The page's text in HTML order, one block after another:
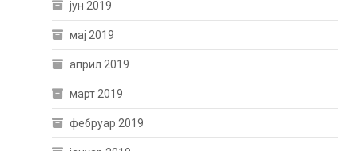
јун 2019
мај 2019
април 2019
март 2019
фебруар 2019